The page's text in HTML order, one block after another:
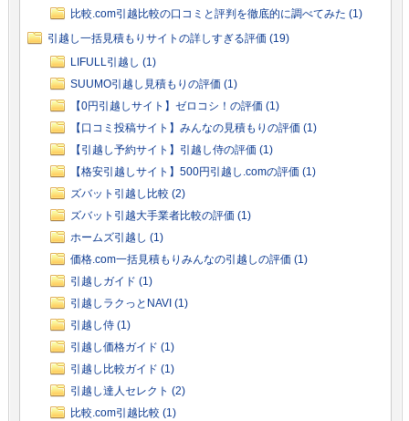
比較.com引越比較の口コミと評判を徹底的に調べてみた (1)
引越し一括見積もりサイトの詳しすぎる評価 (19)
LIFULL引越し (1)
SUUMO引越し見積もりの評価 (1)
【0円引越しサイト】ゼロコシ！の評価 (1)
【口コミ投稿サイト】みんなの見積もりの評価 (1)
【引越し予約サイト】引越し侍の評価 (1)
【格安引越しサイト】500円引越し.comの評価 (1)
ズバット引越し比較 (2)
ズバット引越大手業者比較の評価 (1)
ホームズ引越し (1)
価格.com一括見積もりみんなの引越しの評価 (1)
引越しガイド (1)
引越しラクっとNAVI (1)
引越し侍 (1)
引越し価格ガイド (1)
引越し比較ガイド (1)
引越し達人セレクト (2)
比較.com引越比較 (1)